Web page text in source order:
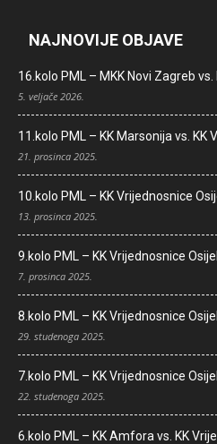
NAJNOVIJE OBJAVE
16.kolo PML – MKK Novi Zagreb
5. veljače 2026.
11.kolo PML – KK Marsonija vs. KK
21. prosinca 2025.
10.kolo PML – KK Vrijednosnice
13. prosinca 2025.
9.kolo PML – KK Vrijednosnice
7. prosinca 2025.
8.kolo PML – KK Vrijednosnice
29. studenoga 2025.
7.kolo PML – KK Vrijednosnice
22. studenoga 2025.
6.kolo PML – KK Amfora vs. KK